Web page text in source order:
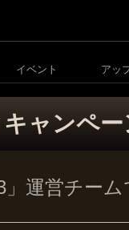
イベント アッ
ャンペ
」運営チー